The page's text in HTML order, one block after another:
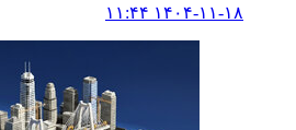
۱۴۰۴-۱۱-۱۸ ۱۱:۴۴